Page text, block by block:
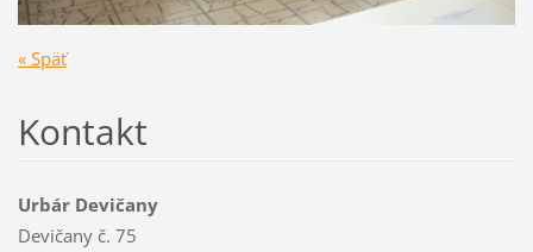
« Späť
Kontakt
Urbár Devičany
Devičany č. 75